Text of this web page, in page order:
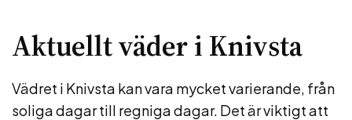
Aktuellt väder i Knivsta
Vädret i Knivsta kan vara mycket varierande, från
soliga dagar till regniga dagar. Det är viktigt att